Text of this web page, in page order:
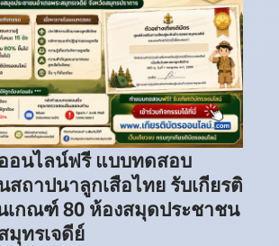
อนไลน์ฟรี แบบทดสอบ
ถาปนาลูกเสือไทย รับเกียรติ
เกณฑ์ 80 ห้องสมุดประชาชน
มุทรเจดีย์